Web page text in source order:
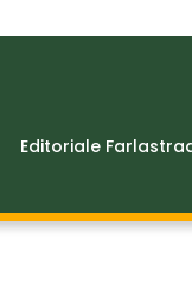
Editoriale